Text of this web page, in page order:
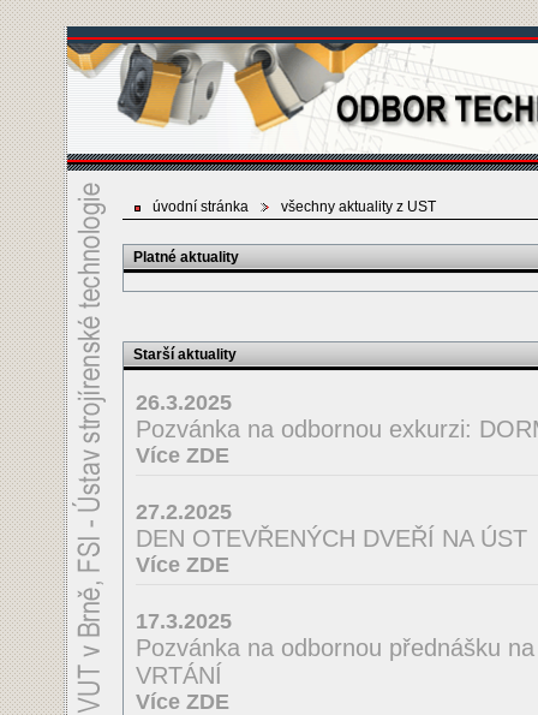
úvodní stránka všechny aktuality z UST
Platné aktuality
Starší aktuality
26.3.2025
Pozvánka na odbornou exkurzi:
Více ZDE
27.2.2025
DEN OTEVŘENÝCH DVEŘÍ NA ÚST
Více ZDE
17.3.2025
Pozvánka na odbornou přednášku
VRTÁNÍ
Více ZDE